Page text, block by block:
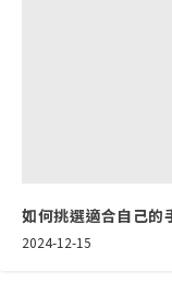
如何挑選適合自己的
2024-12-15